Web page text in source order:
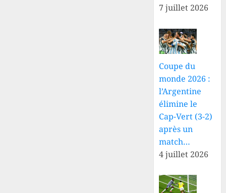
7 juillet 2026
Coupe du
monde 2026 :
l’Argentine
élimine le
Cap-Vert (3-2)
après un
match…
4 juillet 2026